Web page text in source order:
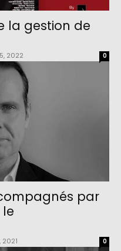
la gestion de
2022 0
par
2021 0